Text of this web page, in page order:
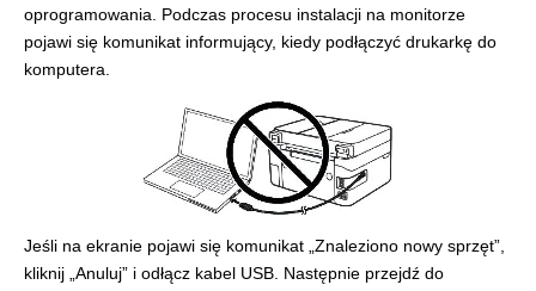
oprogramowania. Podczas procesu instalacji na monitorze
pojawi się komunikat informujący, kiedy podłączyć drukarkę do
komputera.
Jeśli na ekranie pojawi się komunikat „Znaleziono nowy sprzęt”,
kliknij „Anuluj” i odłącz kabel USB. Następnie przejdź do